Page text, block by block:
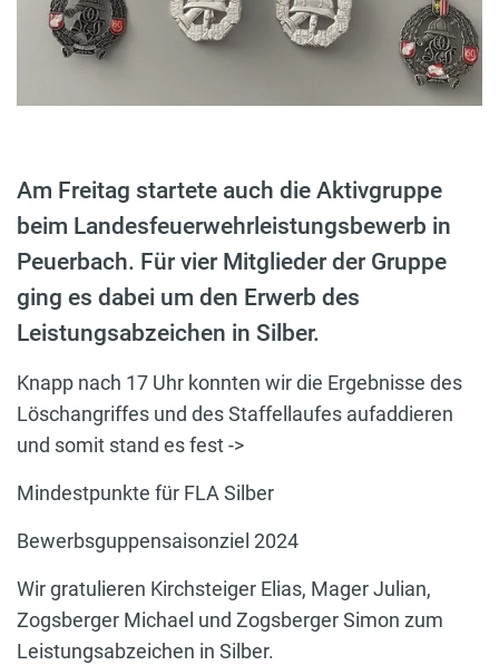
Am Freitag startete auch die Aktivgruppe
beim Landesfeuerwehrleistungsbewerb in
Peuerbach. Für vier Mitglieder der Gruppe
ging es dabei um den Erwerb des
Leistungsabzeichen in Silber.
Knapp nach 17 Uhr konnten wir die Ergebnisse des
Löschangriffes und des Staffellaufes aufaddieren
und somit stand es fest ->
Mindestpunkte für FLA Silber
Bewerbsguppensaisonziel 2024
Wir gratulieren Kirchsteiger Elias, Mager Julian,
Zogsberger Michael und Zogsberger Simon zum
Leistungsabzeichen in Silber.